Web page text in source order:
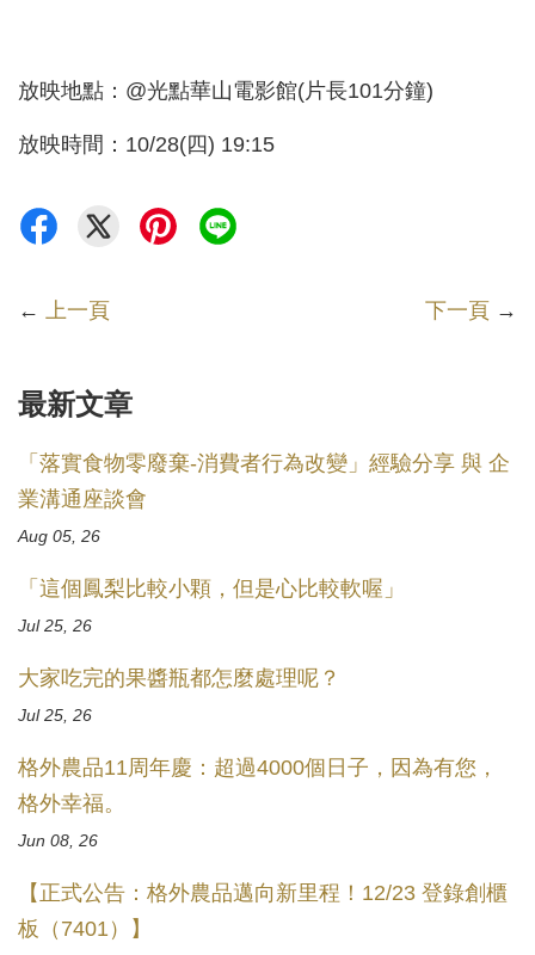
放映地點：@光點華山電影館(片長101分鐘)
放映時間：10/28(四) 19:15
← 上一頁 下一頁 →
最新文章
「落實食物零廢棄-消費者行為改變」經驗分享 與 企
業溝通座談會
Aug 05, 26
「這個鳳梨比較小顆，但是心比較軟喔」
Jul 25, 26
大家吃完的果醬瓶都怎麼處理呢？
Jul 25, 26
格外農品11周年慶：超過4000個日子，因為有您，
格外幸福。
Jun 08, 26
【正式公告：格外農品邁向新里程！12/23 登錄創櫃
板（7401）】